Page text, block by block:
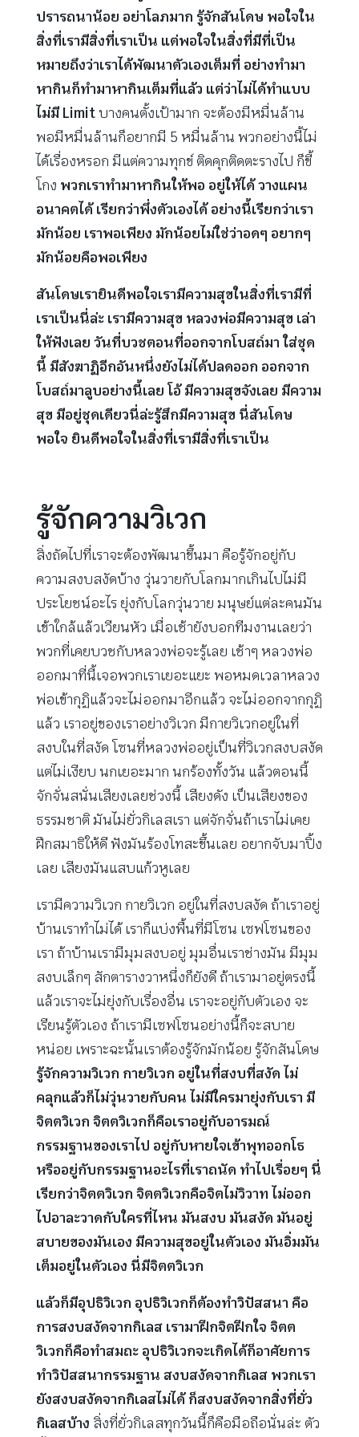
ปรารถนาน้อย อย่าโลภมาก รู้จักสันโดษ พอใจใน
สิ่งที่เรามีสิ่งที่เราเป็น แต่พอใจในสิ่งที่มีที่เป็น
หมายถึงว่าเราได้พัฒนาตัวเองเต็มที่ อย่างทำมา
หากินก็ทำมาหากินเต็มที่แล้ว แต่ว่าไม่ได้ทำแบบ
ไม่มี Limit บางคนตั้งเป้ามาก จะต้องมีหมื่นล้าน
พอมีหมื่นล้านก็อยากมี 5 หมื่นล้าน พวกอย่างนี้ไม่
ได้เรื่องหรอก มีแต่ความทุกข์ ติดคุกติดตะรางไป ก็ขี้
โกง พวกเราทำมาหากินให้พอ อยู่ให้ได้ วางแผน
อนาคตได้ เรียกว่าพึ่งตัวเองได้ อย่างนี้เรียกว่าเรา
มักน้อย เราพอเพียง มักน้อยไม่ใช่ว่าอดๆ อยากๆ
มักน้อยคือพอเพียง
สันโดษเรายินดีพอใจเรามีความสุขในสิ่งที่เรามีที่
เราเป็นนี่ล่ะ เรามีความสุข หลวงพ่อมีความสุข เล่า
ให้ฟังเลย วันที่บวชตอนที่ออกจากโบสถ์มา ใส่ชุด
นี้ มีสังฆาฏิอีกอันหนึ่งยังไม่ได้ปลดออก ออกจาก
โบสถ์มาลูบอย่างนี้เลย โอ้ มีความสุขจังเลย มีความ
สุข มีอยู่ชุดเดียวนี่ล่ะรู้สึกมีความสุข นี่สันโดษ
พอใจ ยินดีพอใจในสิ่งที่เรามีสิ่งที่เราเป็น
รู้จักความวิเวก
สิ่งถัดไปที่เราจะต้องพัฒนาขึ้นมา คือรู้จักอยู่กับ
ความสงบสงัดบ้าง วุ่นวายกับโลกมากเกินไปไม่มี
ประโยชน์อะไร ยุ่งกับโลกวุ่นวาย มนุษย์แต่ละคนมัน
เข้าใกล้แล้วเวียนหัว เมื่อเช้ายังบอกทีมงานเลยว่า
พวกที่เคยบวชกับหลวงพ่อจะรู้เลย เช้าๆ หลวงพ่อ
ออกมาที่นี้เจอพวกเราเยอะแยะ พอหมดเวลาหลวง
พ่อเข้ากุฏิแล้วจะไม่ออกมาอีกแล้ว จะไม่ออกจากกุฏิ
แล้ว เราอยู่ของเราอย่างวิเวก มีกายวิเวกอยู่ในที่
สงบในที่สงัด โซนที่หลวงพ่ออยู่เป็นที่วิเวกสงบสงัด
แต่ไม่เงียบ นกเยอะมาก นกร้องทั้งวัน แล้วตอนนี้
จักจั่นสนั่นเสียงเลยช่วงนี้ เสียงดัง เป็นเสียงของ
ธรรมชาติ มันไม่ยั่วกิเลสเรา แต่จักจั่นถ้าเราไม่เคย
ฝึกสมาธิให้ดี ฟังมันร้องโทสะขึ้นเลย อยากจับมาปิ้ง
เลย เสียงมันแสบแก้วหูเลย
เรามีความวิเวก กายวิเวก อยู่ในที่สงบสงัด ถ้าเราอยู่
บ้านเราทำไม่ได้ เราก็แบ่งพื้นที่มีโซน เซฟโซนของ
เรา ถ้าบ้านเรามีมุมสงบอยู่ มุมอื่นเราช่างมัน มีมุม
สงบเล็กๆ สักตารางวาหนึ่งก็ยังดี ถ้าเรามาอยู่ตรงนี้
แล้วเราจะไม่ยุ่งกับเรื่องอื่น เราจะอยู่กับตัวเอง จะ
เรียนรู้ตัวเอง ถ้าเรามีเซฟโซนอย่างนี้ก็จะสบาย
หน่อย เพราะฉะนั้นเราต้องรู้จักมักน้อย รู้จักสันโดษ
รู้จักความวิเวก กายวิเวก อยู่ในที่สงบที่สงัด ไม่
คลุกแล้วก็ไม่วุ่นวายกับคน ไม่มีใครมายุ่งกับเรา มี
จิตตวิเวก จิตตวิเวกก็คือเราอยู่กับอารมณ์
กรรมฐานของเราไป อยู่กับหายใจเข้าพุทออกโธ
หรืออยู่กับกรรมฐานอะไรที่เราถนัด ทำไปเรื่อยๆ นี่
เรียกว่าจิตตวิเวก จิตตวิเวกคือจิตไม่วิวาท ไม่ออก
ไปอาละวาดกับใครที่ไหน มันสงบ มันสงัด มันอยู่
สบายของมันเอง มีความสุขอยู่ในตัวเอง มันอิ่มมัน
เต็มอยู่ในตัวเอง นี่มีจิตตวิเวก
แล้วก็มีอุปธิวิเวก อุปธิวิเวกก็ต้องทำวิปัสสนา คือ
การสงบสงัดจากกิเลส เรามาฝึกจิตฝึกใจ จิตต
วิเวกก็คือทำสมถะ อุปธิวิเวกจะเกิดได้ก็อาศัยการ
ทำวิปัสสนากรรมฐาน สงบสงัดจากกิเลส พวกเรา
ยังสงบสงัดจากกิเลสไม่ได้ ก็สงบสงัดจากสิ่งที่ยั่ว
กิเลสบ้าง สิ่งที่ยั่วกิเลสทุกวันนี้ก็คือมือถือนั่นล่ะ ตัว